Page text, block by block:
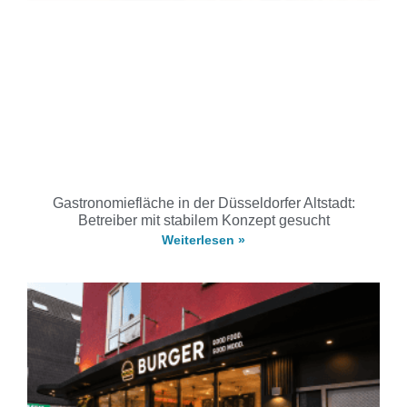
Gastronomiefläche in der Düsseldorfer Altstadt:
Betreiber mit stabilem Konzept gesucht
Weiterlesen »